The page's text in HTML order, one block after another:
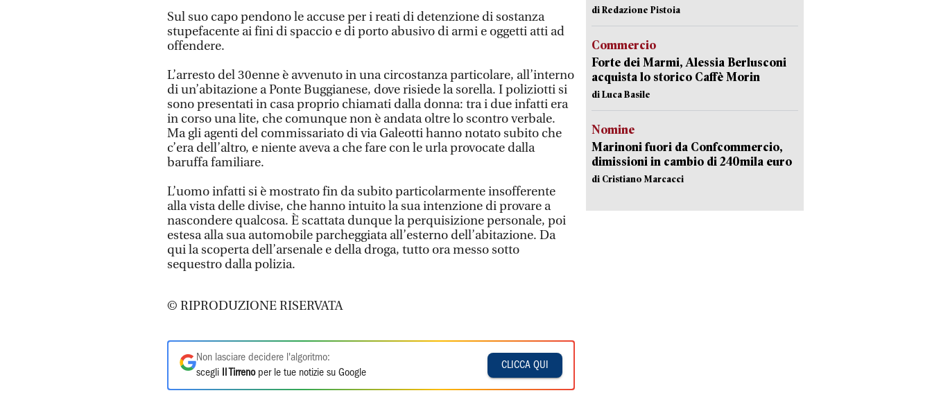
Sul suo capo pendono le accuse per i reati di detenzione di sostanza
stupefacente ai fini di spaccio e di porto abusivo di armi e oggetti atti ad
offendere.
L’arresto del 30enne è avvenuto in una circostanza particolare, all’interno
di un’abitazione a Ponte Buggianese, dove risiede la sorella. I poliziotti si
sono presentati in casa proprio chiamati dalla donna: tra i due infatti era
in corso una lite, che comunque non è andata oltre lo scontro verbale.
Ma gli agenti del commissariato di via Galeotti hanno notato subito che
c’era dell’altro, e niente aveva a che fare con le urla provocate dalla
baruffa familiare.
L’uomo infatti si è mostrato fin da subito particolarmente insofferente
alla vista delle divise, che hanno intuito la sua intenzione di provare a
nascondere qualcosa. È scattata dunque la perquisizione personale, poi
estesa alla sua automobile parcheggiata all’esterno dell’abitazione. Da
qui la scoperta dell’arsenale e della droga, tutto ora messo sotto
sequestro dalla polizia.
© RIPRODUZIONE RISERVATA
Non lasciare decidere l'algoritmo:
scegli
Il Tirrenoper le tue notizie su Google
CLICCA QUI
di Redazione Pistoia
Commercio
Forte dei Marmi, Alessia Berlusconi
acquista lo storico Caffè Morin
di Luca Basile
Nomine
Marinoni fuori da Confcommercio,
dimissioni in cambio di 240mila euro
di Cristiano Marcacci